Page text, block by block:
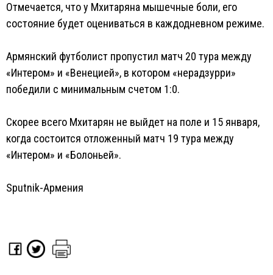
Отмечается, что у Мхитаряна мышечные боли, его
состояние будет оцениваться в каждодневном режиме.
Армянский футболист пропустил матч 20 тура между
«Интером» и «Венецией», в котором «нерадзурри»
победили с минимальным счетом 1:0.
Скорее всего Мхитарян не выйдет на поле и 15 января,
когда состоится отложенный матч 19 тура между
«Интером» и «Болоньей».
Sputnik-Армения